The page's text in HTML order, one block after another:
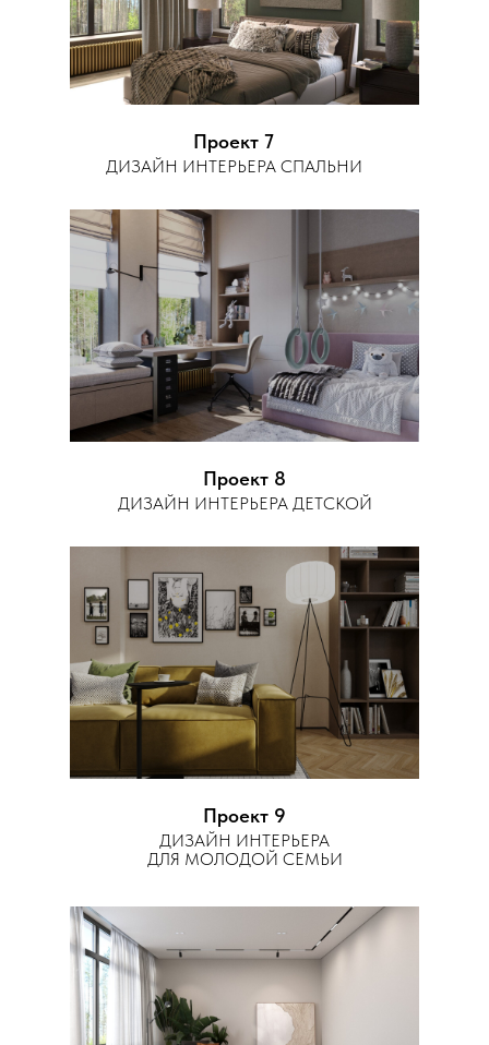
ДИЗАЙН ИНТЕРЬЕРА ДЕТСКОЙ
Проект 8
ДИЗАЙН ИНТЕРЬЕРА СПАЛЬНИ
Проект 7
ДИЗАЙН ИНТЕРЬЕРА
ДЛЯ МОЛОДОЙ СЕМЬИ
Проект 9